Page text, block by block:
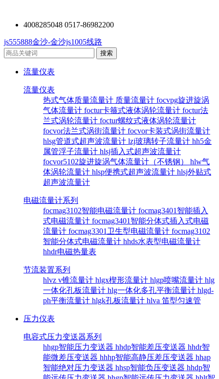
4008285048 0517-86982200
js555888金沙-金沙js1005线路
流量仪表
流量仪表
热式气体质量流量计 质量流量计 focvpg旋进旋涡
气体流量计 foctur卡箍式液体涡轮流量计 foctur法
兰式涡轮流量计 foctur螺纹式液体涡轮流量计
focvor法兰式涡街流量计 focvor卡装式涡街流量计
hlsg管道式超声波流量计 lzj玻璃转子流量计 hh5金
属管浮子流量计 hlsj插入式超声波流量计
focvor5102旋进旋涡气体流量计（不锈钢） hlw气
体涡轮流量计 hlsp便携式超声波流量计 hlsj外贴式
超声波流量计
电磁流量计系列
focmag3102智能电磁流量计 focmag3401智能插入
式电磁流量计 focmag3401智能分体式插入式电磁
流量计 focmag3301卫生型电磁流量计 focmag3102
智能分体式电磁流量计 hhds水表型电磁流量计
hhdr电磁热量表
节流装置系列
hlvz v锥流量计 hlgx楔形流量计 hlgp喷嘴流量计 hlg
一体化孔板流量计 hlg一体化多孔平衡流量计 hlgd-
ph平衡流量计 hlgk孔板流量计 hlva 笛型匀速管
压力仪表
电容式压力变送器系列
hhgp智能压力变送器 hhdp智能差压变送器 hhdr智
能微差压变送器 hhhp智能高静压差压变送器 hhap
智能绝对压力变送器 hhsp智能负压变送器 hhdp智